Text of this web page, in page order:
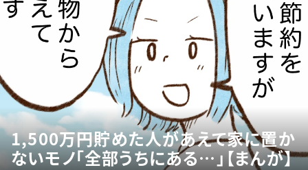
1,500万円貯めた人があえて家に置か
ないモノ「全部うちにある…」【まんが】